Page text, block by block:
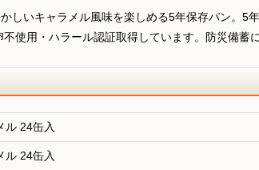
しいキャラメル風味を楽しめる5年保存パン。5
使用・ハラール認証取得しています。防災備蓄
ル 24缶入
ル 24缶入